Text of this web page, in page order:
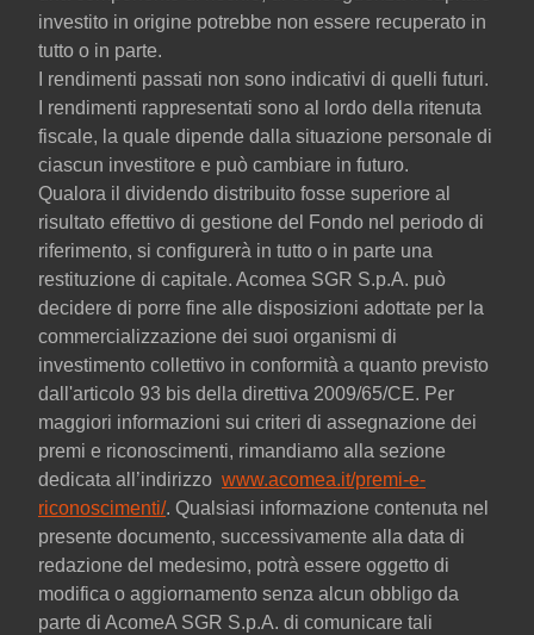
investito in origine potrebbe non essere recuperato in
tutto o in parte.
I rendimenti passati non sono indicativi di quelli futuri.
I rendimenti rappresentati sono al lordo della ritenuta
fiscale, la quale dipende dalla situazione personale di
ciascun investitore e può cambiare in futuro.
Qualora il dividendo distribuito fosse superiore al
risultato effettivo di gestione del Fondo nel periodo di
riferimento, si configurerà in tutto o in parte una
restituzione di capitale. Acomea SGR S.p.A. può
decidere di porre fine alle disposizioni adottate per la
commercializzazione dei suoi organismi di
investimento collettivo in conformità a quanto previsto
dall'articolo 93 bis della direttiva 2009/65/CE. Per
maggiori informazioni sui criteri di assegnazione dei
premi e riconoscimenti, rimandiamo alla sezione
dedicata all’indirizzo www.acomea.it/premi-e-
riconoscimenti/. Qualsiasi informazione contenuta nel
presente documento, successivamente alla data di
redazione del medesimo, potrà essere oggetto di
modifica o aggiornamento senza alcun obbligo da
parte di AcomeA SGR S.p.A. di comunicare tali